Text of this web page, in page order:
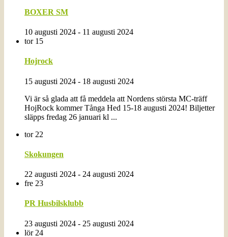
BOXER SM
10 augusti 2024 - 11 augusti 2024
tor 15
Hojrock
15 augusti 2024 - 18 augusti 2024
Vi är så glada att få meddela att Nordens största MC-träff
HojRock kommer Tånga Hed 15-18 augusti 2024! Biljetter
släpps fredag 26 januari kl ...
tor 22
Skokungen
22 augusti 2024 - 24 augusti 2024
fre 23
PR Husbilsklubb
23 augusti 2024 - 25 augusti 2024
lör 24